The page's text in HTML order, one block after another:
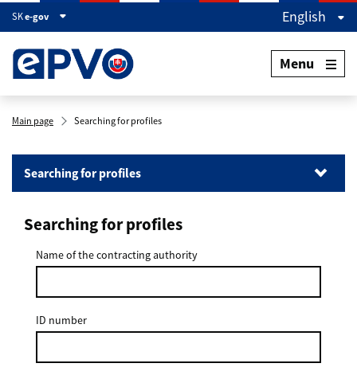
SKe-gov English
Menu
Main page Searching for profiles
Searching for profiles
Searching for orders
Searching for profiles
Name of the contracting authority
ID number